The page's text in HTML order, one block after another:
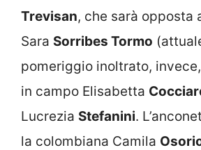
Trevisan, che sarà opposta
Sara Sorribes Tormo
pomeriggio inoltrato,
in campo Elisabetta
Lucrezia Stefanini.
la colombiana Camila